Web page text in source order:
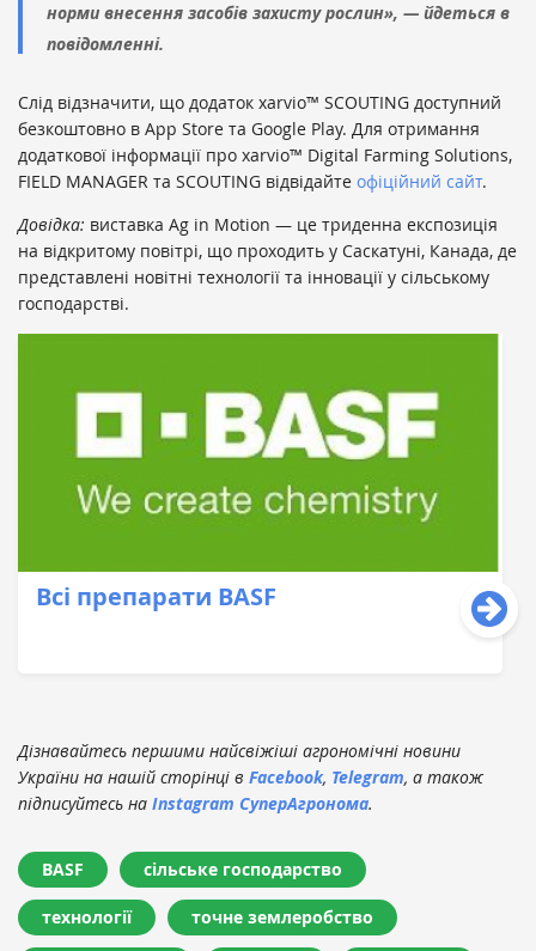
норми внесення засобів захисту рослин», — йдеться в
повідомленні.
Слід відзначити, що додаток xarvio™ SCOUTING доступний
безкоштовно в App Store та Google Play. Для отримання
додаткової інформації про xarvio™ Digital Farming Solutions,
FIELD MANAGER та SCOUTING відвідайте офіційний сайт.
Довідка: виставка Ag in Motion — це триденна експозиція
на відкритому повітрі, що проходить у Саскатуні, Канада, де
представлені новітні технології та інновації у сільському
господарстві.
Всі препарати BASF
Дізнавайтесь першими найсвіжіші агрономічні новини
України на нашій сторінці в Facebook, Telegram, а також
підписуйтесь на Instagram СуперАгронома.
BASF сільське господарство
технології точне землеробство